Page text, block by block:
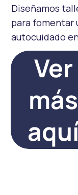
Diseñamos
para fomentar
autocuidado
Ver
más